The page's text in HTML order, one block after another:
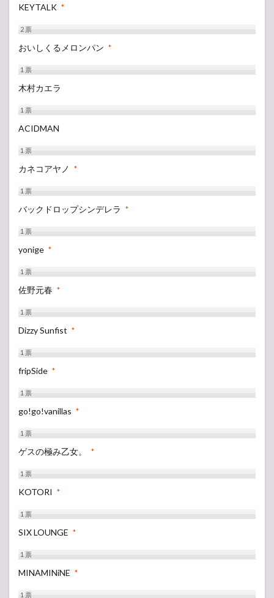
KEYTALK *
2票
おいしくるメロンパン *
1票
木村カエラ
1票
ACIDMAN
1票
カネコアヤノ *
1票
バックドロップシンデレラ *
1票
yonige *
1票
佐野元春 *
1票
Dizzy Sunfist *
1票
fripSide *
1票
go!go!vanillas *
1票
ゲスの極み乙女。 *
1票
KOTORI *
1票
SIX LOUNGE *
1票
MINAMINiNE *
1票